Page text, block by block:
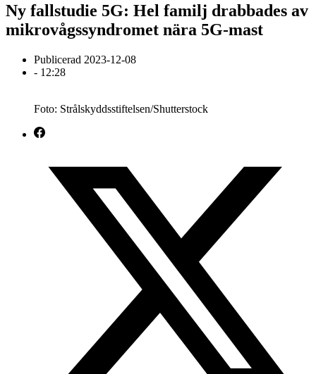
Ny fallstudie 5G: Hel familj drabbades av
mikrovågssyndromet nära 5G-mast
Publicerad 2023-12-08
- 12:28
Foto: Strålskyddsstiftelsen/Shutterstock